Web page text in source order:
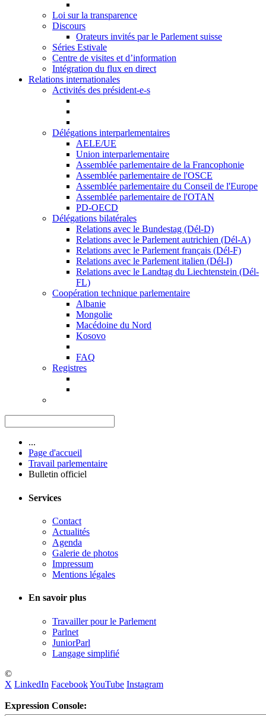
Loi sur la transparence
Discours
Orateurs invités par le Parlement suisse
Séries Estivale
Centre de visites et d’information
Intégration du flux en direct
Relations internationales
Activités des président-e-s
Délégations interparlementaires
AELE/UE
Union interparlementaire
Assemblée parlementaire de la Francophonie
Assemblée parlementaire de l'OSCE
Assemblée parlementaire du Conseil de l'Europe
Assemblée parlementaire de l'OTAN
PD-OECD
Délégations bilatérales
Relations avec le Bundestag (Dél-D)
Relations avec le Parlement autrichien (Dél-A)
Relations avec le Parlement français (Dél-F)
Relations avec le Parlement italien (Dél-I)
Relations avec le Landtag du Liechtenstein (Dél-
FL)
Coopération technique parlementaire
Albanie
Mongolie
Macédoine du Nord
Kosovo
FAQ
Registres
...
Page d'accueil
Travail parlementaire
Bulletin officiel
Services
Contact
Actualités
Agenda
Galerie de photos
Impressum
Mentions légales
En savoir plus
Travailler pour le Parlement
Parlnet
JuniorParl
Langage simplifié
©
X LinkedIn FacebookYouTube Instagram
Expression Console: